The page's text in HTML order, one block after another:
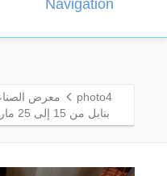
Navigation
photo4
معرض
بنابل من 15 إلى 25 مارس 2018